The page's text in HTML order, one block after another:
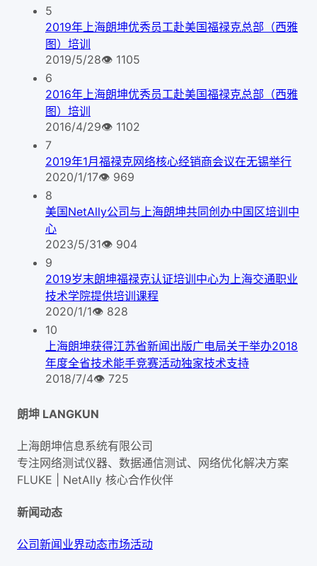
5
2019年上海朗坤优秀员工赴美国福禄克总部（西雅
图）培训
2019/5/28👁 1105
6
2016年上海朗坤优秀员工赴美国福禄克总部（西雅
图）培训
2016/4/29👁 1102
7
2019年1月福禄克网络核心经销商会议在无锡举行
2020/1/17👁 969
8
美国NetAlly公司与上海朗坤共同创办中国区培训中
心
2023/5/31👁 904
9
2019岁末朗坤福禄克认证培训中心为上海交通职业
技术学院提供培训课程
2020/1/1👁 828
10
上海朗坤获得江苏省新闻出版广电局关于举办2018
年度全省技术能手竞赛活动独家技术支持
2018/7/4👁 725
朗坤 LANGKUN
上海朗坤信息系统有限公司
专注网络测试仪器、数据通信测试、网络优化解决方案
FLUKE | NetAlly 核心合作伙伴
新闻动态
公司新闻业界动态市场活动